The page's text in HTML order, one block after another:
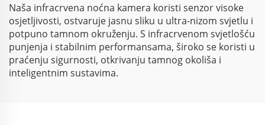
Naša infracrvena noćna kamera koristi senzor visoke
osjetljivosti, ostvaruje jasnu sliku u ultra-nizom svjetlu i
potpuno tamnom okruženju. S infracrvenom svjetlošću
punjenja i stabilnim performansama, široko se koristi u
praćenju sigurnosti, otkrivanju tamnog okoliša i
inteligentnim sustavima.